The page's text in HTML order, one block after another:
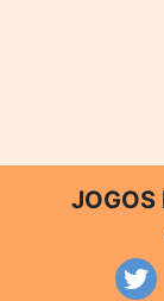
JOGOS